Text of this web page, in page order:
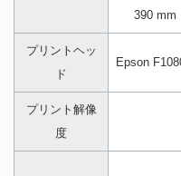
390 mm
プリントヘッ
ド
Epson
プリント解像
度